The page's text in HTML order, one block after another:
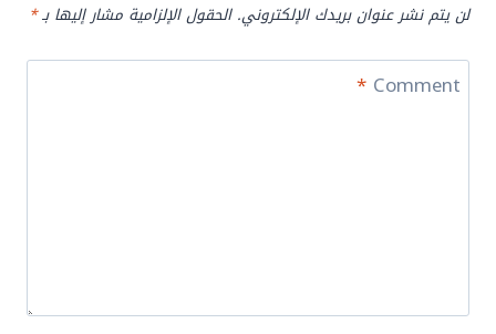
لن يتم نشر عنوان بريدك الإلكتروني. الحقول الإلزامية مشار إليها بـ*
Comment
*